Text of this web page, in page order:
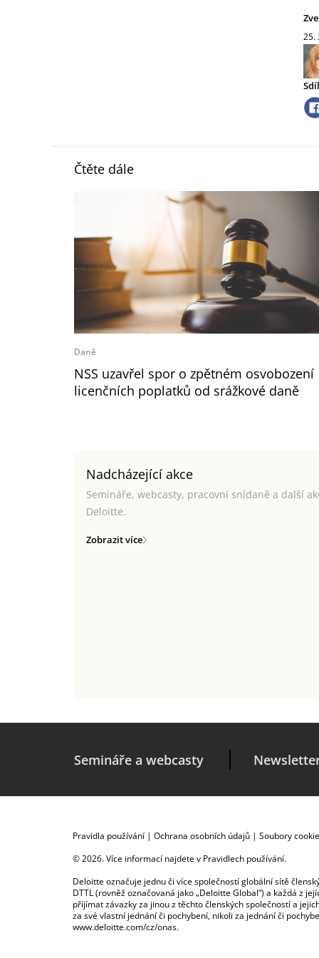
25.
Čtěte dále
Daně
NSS uzavřel spor o zpětném osvobození
licenčních poplatků od srážkové daně
Nadcházející akce
Semináře, webcasty, pracovní snídaně a další
Deloitte.
Zobrazit více
Semináře a webcasty
Pravidla používání | Ochrana osobních údajů | Soubory
© 2026. Více informací najdete v Pravidlech používání.
Deloitte označuje jednu či více společností globální sítě
DTTL (rovněž označovaná jako „Deloitte Global“) a každá z
přijímat závazky za jinou z těchto členských společností a
za své vlastní jednání či pochybení, nikoli za jednání či
www.deloitte.com/cz/onas.